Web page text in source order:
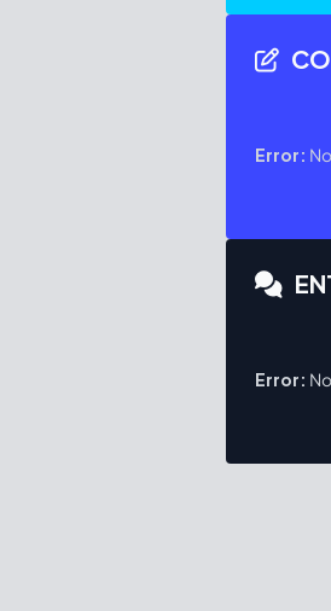
Error:
Error: